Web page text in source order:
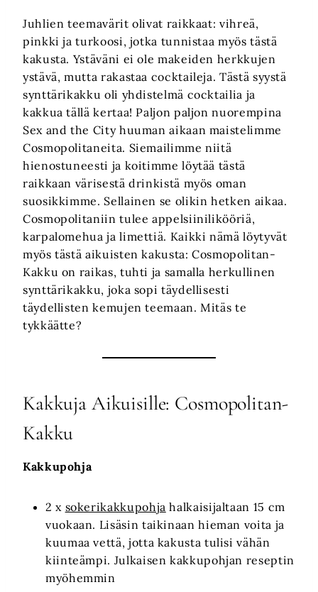
Juhlien teemavärit olivat raikkaat: vihreä,
pinkki ja turkoosi, jotka tunnistaa myös tästä
kakusta. Ystäväni ei ole makeiden herkkujen
ystävä, mutta rakastaa cocktaileja. Tästä syystä
synttärikakku oli yhdistelmä cocktailia ja
kakkua tällä kertaa! Paljon paljon nuorempina
Sex and the City huuman aikaan maistelimme
Cosmopolitaneita. Siemailimme niitä
hienostuneesti ja koitimme löytää tästä
raikkaan värisestä drinkistä myös oman
suosikkimme. Sellainen se olikin hetken aikaa.
Cosmopolitaniin tulee appelsiinilikööriä,
karpalomehua ja limettiä. Kaikki nämä löytyvät
myös tästä aikuisten kakusta: Cosmopolitan-
Kakku on raikas, tuhti ja samalla herkullinen
synttärikakku, joka sopi täydellisesti
täydellisten kemujen teemaan. Mitäs te
tykkäätte?
Kakkuja Aikuisille: Cosmopolitan-
Kakku
Kakkupohja
2 x sokerikakkupohja halkaisijaltaan 15 cm
vuokaan. Lisäsin taikinaan hieman voita ja
kuumaa vettä, jotta kakusta tulisi vähän
kiinteämpi. Julkaisen kakkupohjan reseptin
myöhemmin